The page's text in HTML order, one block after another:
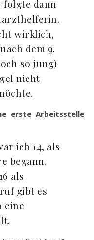
folgte dann
wirklich,
dem 9.
so jung)
nicht
erste Arbeitsstelle
ich 14, als
begann.
als
gibt es
eine